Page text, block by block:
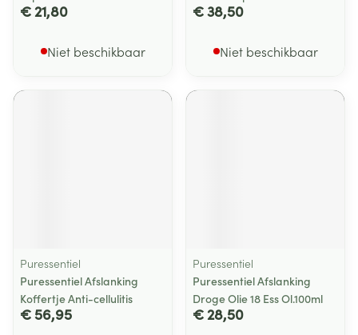
€ 21,80
Niet beschikbaar
€ 38,50
Niet beschikbaar
Puressentiel
Puressentiel Afslanking
Koffertje Anti-cellulitis
€ 56,95
Puressentiel
Puressentiel Afslanking
Droge Olie 18 Ess Ol.100ml
€ 28,50